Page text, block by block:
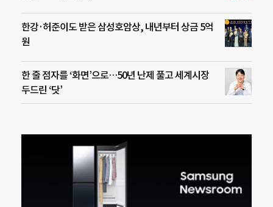
한강·허준이도 받은 삼성호암상, 내년부터 상금 5억
원
한 줄 점자를 ‘화면’으로…50년 난제 풀고 세계시장
두드린 ‘닷’